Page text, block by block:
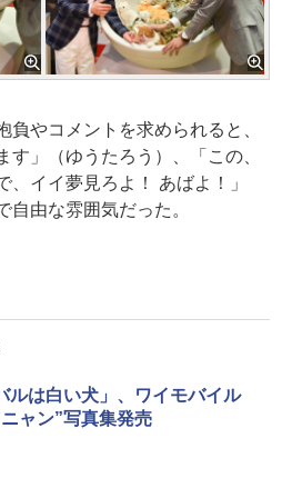
やコメントを求められると、
す」（ゆうたろう）、「この、
、イイ夢見ろよ！ あばよ！」
自由な雰囲気だった。
ルは白い犬」、ワイモバイル
ャン”写真集発売